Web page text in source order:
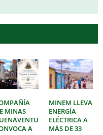
MINAS
A
MINEM LLEVA
ENERGÍA
ELÉCTRICA A
MÁS DE 33